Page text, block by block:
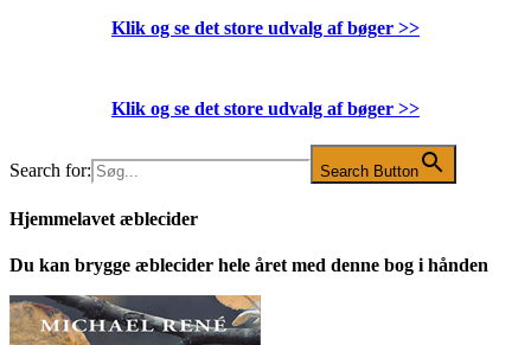
Klik og se det store udvalg af bøger >>
Klik og se det store udvalg af bøger >>
Search for: Search Button
Hjemmelavet æblecider
Du kan brygge æblecider hele året med denne bog i hånden